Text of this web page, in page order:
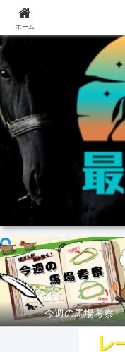
今週の馬場考察
ホーム